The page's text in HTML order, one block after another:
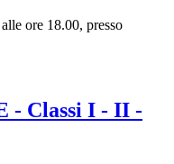
ore 18.00, presso
- Classi I - II -